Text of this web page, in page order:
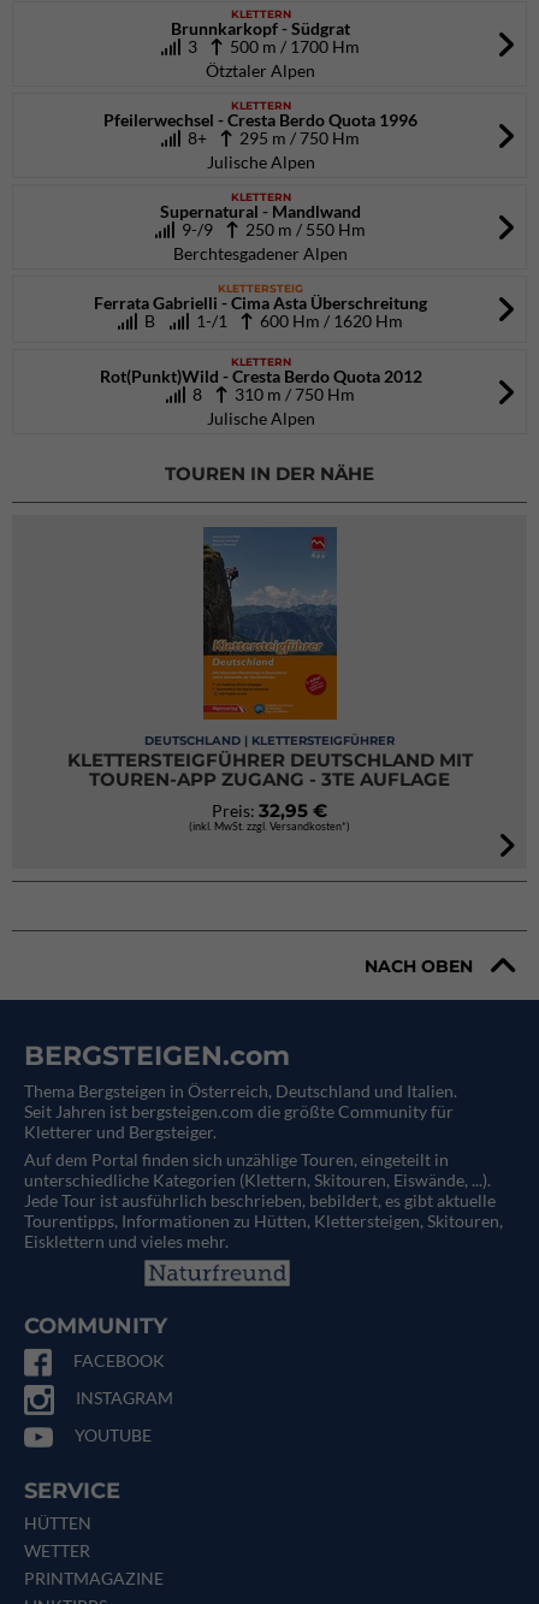
KLETTERN
Brunnkarkopf - Südgrat
3
500 m / 1700 Hm
Ötztaler Alpen
KLETTERN
Pfeilerwechsel - Cresta Berdo Quota 1996
8+
295 m / 750 Hm
Julische Alpen
KLETTERN
Supernatural - Mandlwand
9-/9
250 m / 550 Hm
Berchtesgadener Alpen
KLETTERSTEIG
Ferrata Gabrielli - Cima Asta Überschreitung
B
1-/1 600 Hm / 1620 Hm
KLETTERN
Rot(Punkt)Wild - Cresta Berdo Quota 2012
8
310 m / 750 Hm
Julische Alpen
TOUREN IN DER NÄHE
DEUTSCHLAND | KLETTERSTEIGFÜHRER
KLETTERSTEIGFÜHRER DEUTSCHLAND MIT
TOUREN-APP ZUGANG - 3TE AUFLAGE
Preis: 32,95 €
(inkl. MwSt. zzgl. Versandkosten*)
NACH OBEN
BERGSTEIGEN.com
Thema Bergsteigen in Österreich, Deutschland und Italien.
Seit Jahren ist bergsteigen.com die größte Community für
Kletterer und Bergsteiger.
Auf dem Portal finden sich unzählige Touren, eingeteilt in
unterschiedliche Kategorien (Klettern, Skitouren, Eiswände, ...).
Jede Tour ist ausführlich beschrieben, bebildert, es gibt aktuelle
Tourentipps, Informationen zu Hütten, Klettersteigen, Skitouren,
Eisklettern und vieles mehr.
COMMUNITY
FACEBOOK
INSTAGRAM
YOUTUBE
SERVICE
HÜTTEN
WETTER
PRINTMAGAZINE